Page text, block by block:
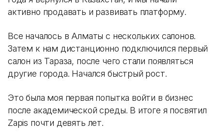
активно продавать и развивать платформу.
Все началось в Алматы с нескольких салонов.
Затем к нам дистанционно подключился первый
салон из Тараза, после чего стали появляться
другие города. Начался быстрый рост.
Это была моя первая попытка войти в бизнес
после академической среды. В итоге я посвятил
Zapis почти девять лет.